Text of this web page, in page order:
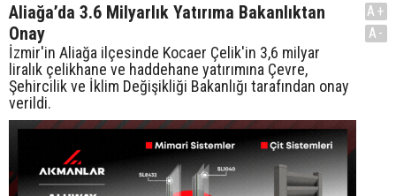
Aliağa’da 3.6 Milyarlık Yatırıma Bakanlıktan
Onay
İzmir'in Aliağa ilçesinde Kocaer Çelik'in 3,6 milyar
liralık çelikhane ve haddehane yatırımına Çevre,
Şehircilik ve İklim Değişikliği Bakanlığı tarafından onay
verildi.
A+
A-